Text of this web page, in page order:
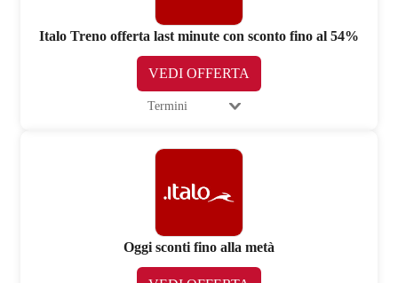
Italo Treno offerta last minute con sconto fino al 54%
VEDI OFFERTA
Termini
Oggi sconti fino alla metà